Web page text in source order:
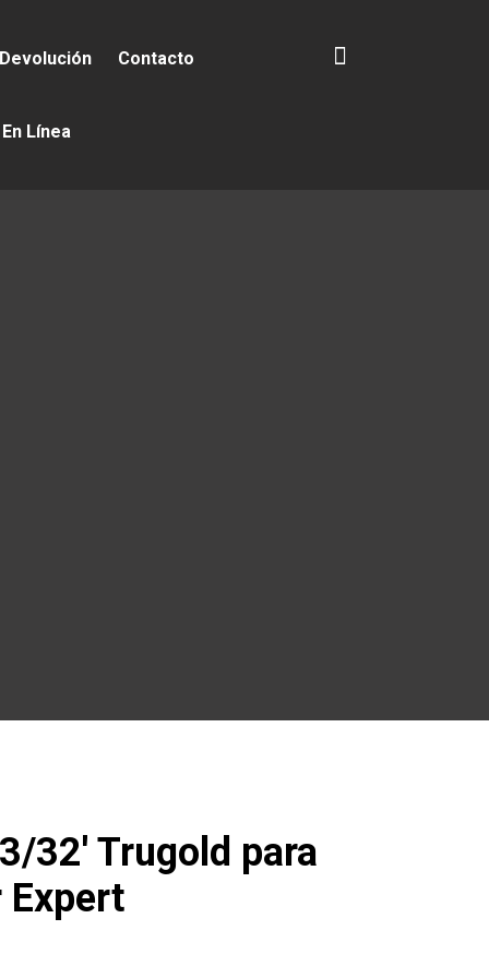
Contacto
Línea
32′ Trugold para
Expert